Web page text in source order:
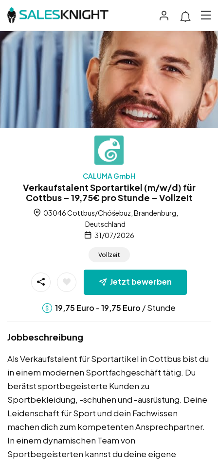
CALUMA GmbH
Verkaufstalent Sportartikel (m/w/d) für
Cottbus – 19,75€ pro Stunde – Vollzeit
03046 Cottbus/Chóśebuz, Brandenburg,
Deutschland
31/07/2026
Vollzeit
Jetzt bewerben
19,75 Euro -19,75 Euro / Stunde
Jobbeschreibung
Als Verkaufstalent für Sportartikel in Cottbus bist du
in einem modernen Sportfachgeschäft tätig. Du
berätst sportbegeisterte Kunden zu
Sportbekleidung, -schuhen und -ausrüstung. Deine
Leidenschaft für Sport und dein Fachwissen
machen dich zum kompetenten Ansprechpartner.
In einem dynamischen Team von
Sportbegeisterten kannst du deine eigene